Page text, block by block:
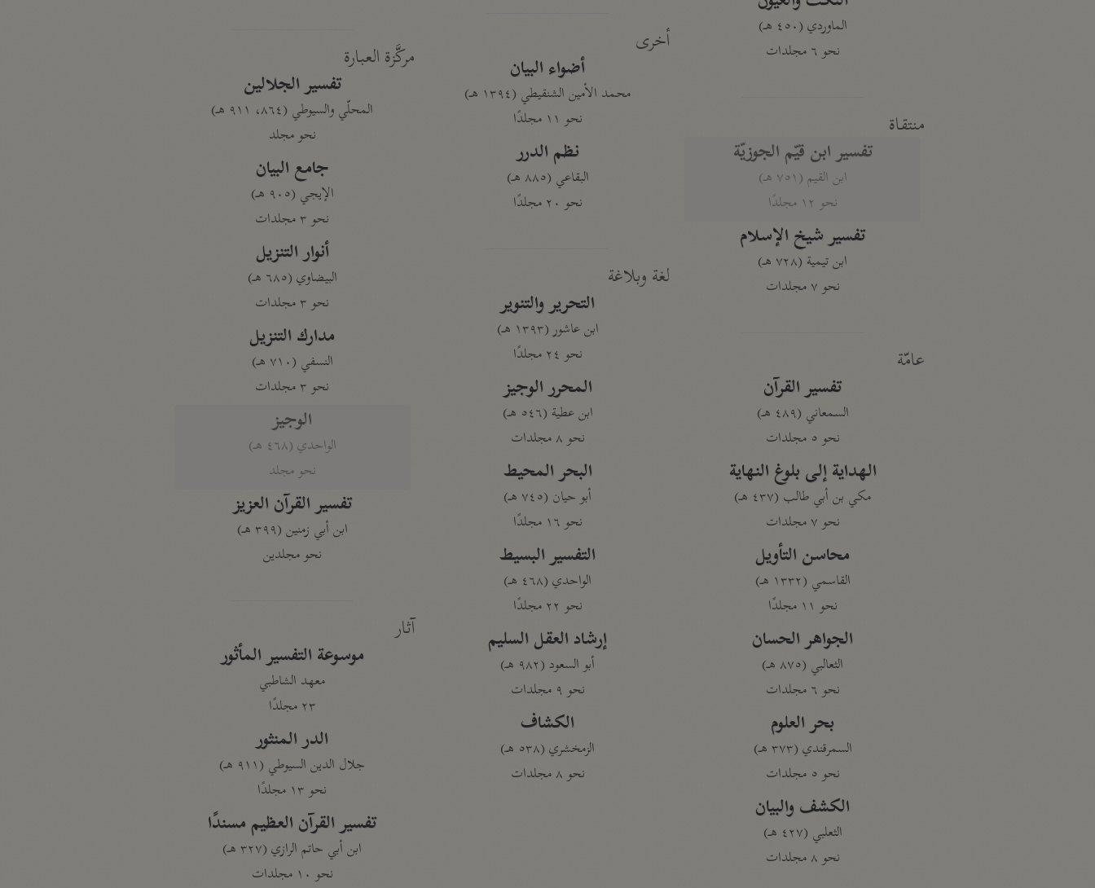
الماوردي (٤٥٠ هـ)
نحو ٦ مجلدات
منتقاة
تفسير ابن قيّم الجوزيّة
ابن القيم (٧٥١ هـ)
نحو ١٢ مجلدًا
تفسير شيخ الإسلام
ابن تيمية (٧٢٨ هـ)
نحو ٧ مجلدات
عامّة
تفسير القرآن
السمعاني (٤٨٩ هـ)
نحو ٥ مجلدات
الهداية إلى بلوغ النهاية
مكي بن أبي طالب (٤٣٧ هـ)
نحو ٧ مجلدات
محاسن التأويل
القاسمي (١٣٣٢ هـ)
نحو ١١ مجلدًا
الجواهر الحسان
الثعالبي (٨٧٥ هـ)
نحو ٦ مجلدات
بحر العلوم
السمرقندي (٣٧٣ هـ)
نحو ٥ مجلدات
الكشف والبيان
الثعلبي (٤٢٧ هـ)
نحو ٨ مجلدات
أخرى
أضواء البيان
محمد الأمين الشنقيطي (١٣٩٤ هـ)
نحو ١١ مجلدًا
نظم الدرر
البقاعي (٨٨٥ هـ)
نحو ٢٠ مجلدًا
لغة وبلاغة
التحرير والتنوير
ابن عاشور (١٣٩٣ هـ)
نحو ٢٤ مجلدًا
المحرر الوجيز
ابن عطية (٥٤٦ هـ)
نحو ٨ مجلدات
البحر المحيط
أبو حيان (٧٤٥ هـ)
نحو ١٦ مجلدًا
التفسير البسيط
الواحدي (٤٦٨ هـ)
نحو ٢٢ مجلدًا
إرشاد العقل السليم
أبو السعود (٩٨٢ هـ)
نحو ٩ مجلدات
الكشاف
الزمخشري (٥٣٨ هـ)
نحو ٨ مجلدات
مركَّزة العبارة
تفسير الجلالين
المحلّي والسيوطي (٨٦٤، ٩١١ هـ)
نحو مجلد
جامع البيان
الإيجي (٩٠٥ هـ)
نحو ٣ مجلدات
أنوار التنزيل
البيضاوي (٦٨٥ هـ)
نحو ٣ مجلدات
مدارك التنزيل
النسفي (٧١٠ هـ)
نحو ٣ مجلدات
الوجيز
الواحدي (٤٦٨ هـ)
نحو مجلد
تفسير القرآن العزيز
ابن أبي زمنين (٣٩٩ هـ)
نحو مجلدين
آثار
موسوعة التفسير المأثور
معهد الشاطبي
٢٣ مجلدًا
الدر المنثور
جلال الدين السيوطي (٩١١ هـ)
نحو ١٣ مجلدًا
تفسير القرآن العظيم مسندًا
ابن أبي حاتم الرازي (٣٢٧ هـ)
نحو ١٠ مجلدات